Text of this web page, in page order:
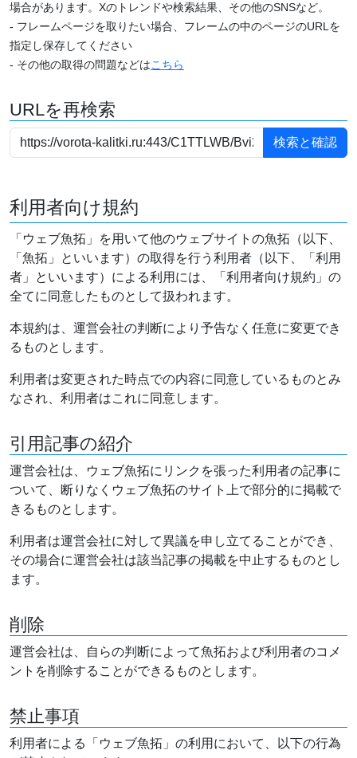
場合があります。Xのトレンドや検索結果、その他のSNSなど。
- フレームページを取りたい場合、フレームの中のページのURLを
指定し保存してください
- その他の取得の問題などはこちら
URLを再検索
利用者向け規約
「ウェブ魚拓」を用いて他のウェブサイトの魚拓（以下、
「魚拓」といいます）の取得を行う利用者（以下、「利用
者」といいます）による利用には、「利用者向け規約」の
全てに同意したものとして扱われます。
本規約は、運営会社の判断により予告なく任意に変更でき
るものとします。
利用者は変更された時点での内容に同意しているものとみ
なされ、利用者はこれに同意します。
引用記事の紹介
運営会社は、ウェブ魚拓にリンクを張った利用者の記事に
ついて、断りなくウェブ魚拓のサイト上で部分的に掲載で
きるものとします。
利用者は運営会社に対して異議を申し立てることができ、
その場合に運営会社は該当記事の掲載を中止するものとし
ます。
削除
運営会社は、自らの判断によって魚拓および利用者のコメ
ントを削除することができるものとします。
禁止事項
利用者による「ウェブ魚拓」の利用において、以下の行為